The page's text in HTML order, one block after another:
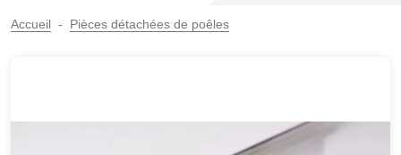
Accueil Pièces détachées de poêles